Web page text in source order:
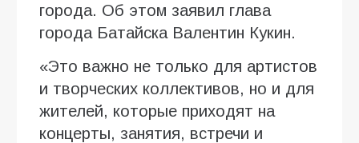
города. Об этом заявил глава
города Батайска Валентин Кукин.
«Это важно не только для артистов
и творческих коллективов, но и для
жителей, которые приходят на
концерты, занятия, встречи и